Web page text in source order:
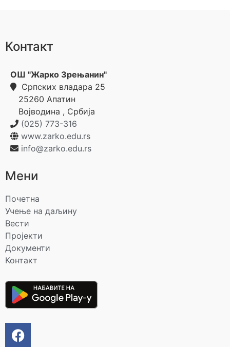
Контакт
ОШ "Жарко Зрењанин"
Српских владара 25
25260 Апатин
Војводина , Србија
(025) 773-316
www.zarko.edu.rs
info@zarko.edu.rs
Мени
Почетна
Учење на даљину
Вести
Пројекти
Документи
Контакт